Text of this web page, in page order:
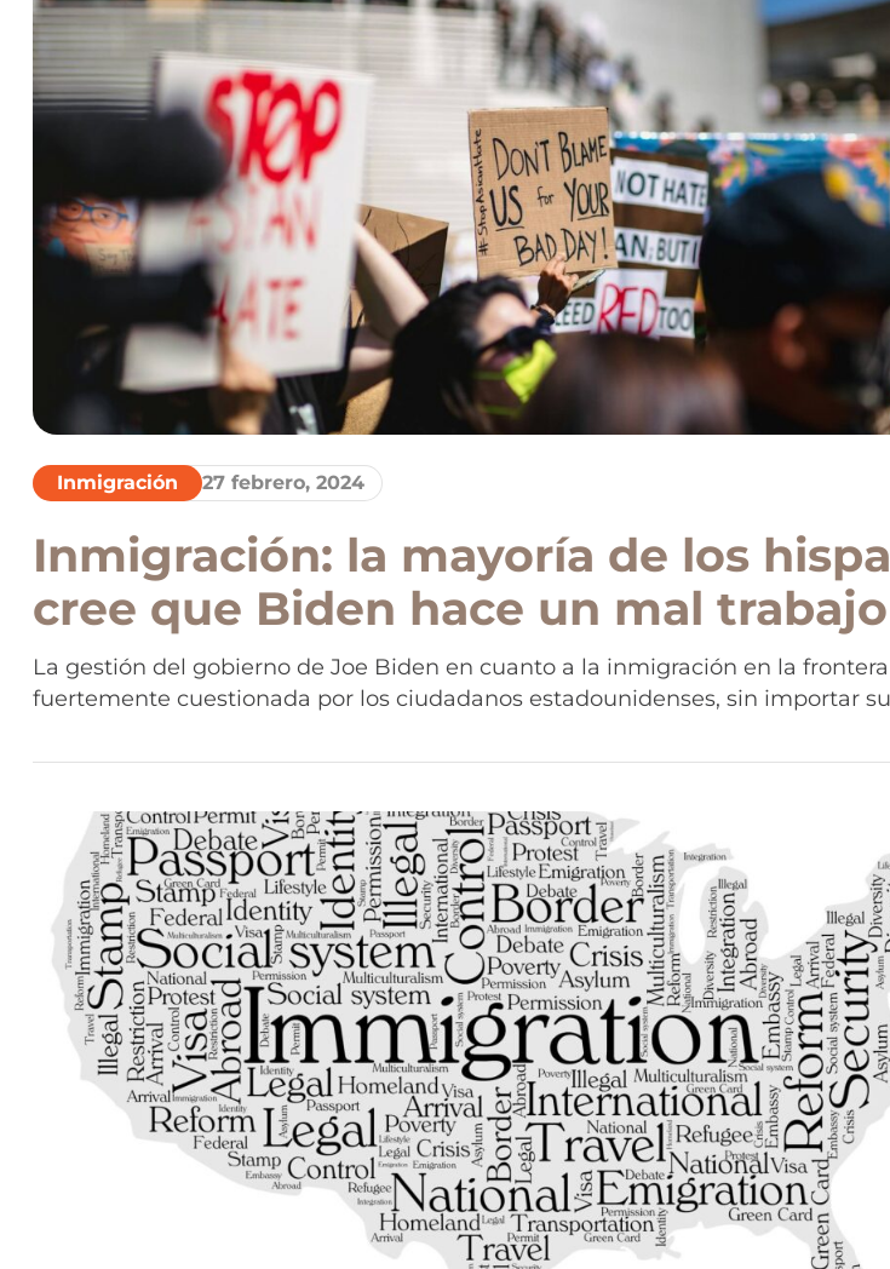
Inmigración 27 febrero, 2024
Inmigración: la mayoría de los
cree que Biden hace un mal trabajo
La gestión del gobierno de Joe Biden en cuanto a la inmigración en la
fuertemente cuestionada por los ciudadanos estadounidenses, sin importar
realizado en enero de 2024 por Pew Research Center, el 80% de los […]